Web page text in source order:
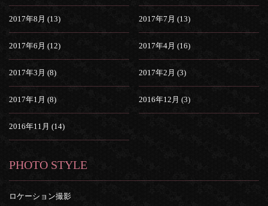
2017年8月 (13) 2017年7月 (13)
2017年6月 (12) 2017年4月 (16)
2017年3月 (8) 2017年2月 (3)
2017年1月 (8) 2016年12月 (3)
2016年11月 (14)
PHOTO STYLE
ロケーション撮影